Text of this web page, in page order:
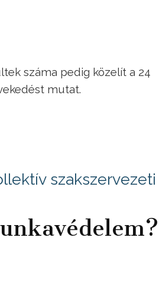
száma pedig közelít a 24
mutat.
szakszervezeti